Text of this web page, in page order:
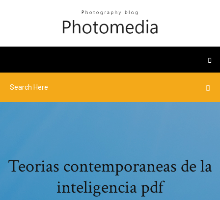
Teorias contemporaneas de la
inteligencia pdf